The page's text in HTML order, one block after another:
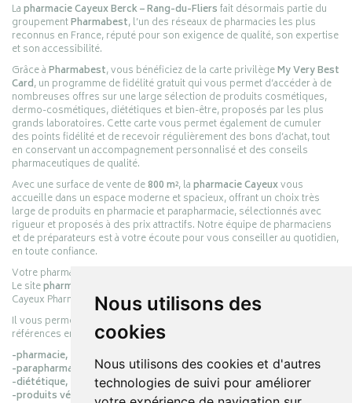
Nous utilisons des
cookies
Nous utilisons des cookies et d'autres
technologies de suivi pour améliorer
Lapharmacie Cayeux Berck – Rang-du-Fliersfait désormais partie du
groupementPharmabest, l’un des réseaux de pharmacies les plus
reconnus en France, réputé pour son exigence de qualité, son expertise
et son accessibilité.
Grâce àPharmabest, vous bénéficiez de la carte privilègeMy Very Best
Card, un programme de fidélité gratuit qui vous permet d’accéder à de
nombreuses offres sur une large sélection de produits cosmétiques,
dermo-cosmétiques, diététiques et bien-être, proposés par les plus
grands laboratoires. Cette carte vous permet également de cumuler
des points fidélité et de recevoir régulièrement des bons d’achat, tout
en conservant un accompagnement personnalisé et des conseils
pharmaceutiques de qualité.
Avec une surface de vente de800 m², lapharmacie Cayeuxvous
accueille dans un espace moderne et spacieux, offrant un choix très
large de produits en pharmacie et parapharmacie, sélectionnés avec
rigueur et proposés à des prix attractifs. Notre équipe de pharmaciens
et de préparateurs est à votre écoute pour vous conseiller au quotidien,
en toute confiance.
Votre pharmacie en ligne :
Le sitepharmacie-cayeux.fr
Cayeux Pharmabest Berck-sur-Mer – Rang-du-Fliers.
Il vous permet de réaliser vos achats en ligne parmi des milliers de
références en :
-pharmacie,
-parapharmacie,
-diététique,
-produits vétérinaires.